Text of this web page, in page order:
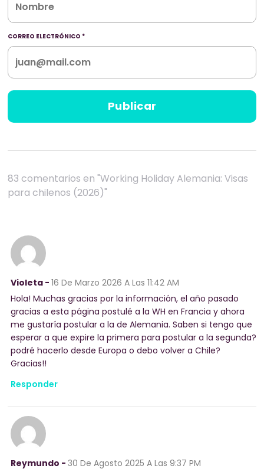
CORREO ELECTRÓNICO *
83 comentarios en "Working Holiday Alemania: Visas
para chilenos (2026)"
Violeta - 16 De Marzo 2026 A Las 11:42 AM
Hola! Muchas gracias por la información, el año pasado
gracias a esta página postulé a la WH en Francia y ahora
me gustaría postular a la de Alemania. Saben si tengo que
esperar a que expire la primera para postular a la segunda?
podré hacerlo desde Europa o debo volver a Chile?
Gracias!!
Responder
Reymundo - 30 De Agosto 2025 A Las 9:37 PM